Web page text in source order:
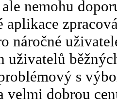
nemohu
aplikace
náročné
uživatelů
s
velmi dobrou